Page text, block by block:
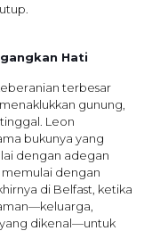
Hati
terbesar
gunung,
Leon
bukunya yang
dengan adegan
dengan
di Belfast, ketika
dikenal—untuk